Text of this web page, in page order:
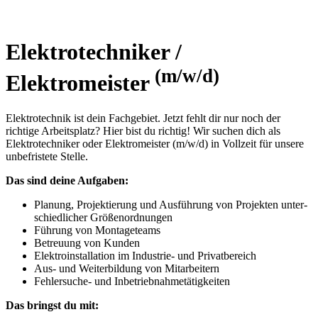
Elektrotechniker /
Elektromeister (m/w/d)
Elektrotechnik ist dein Fach­gebiet. Jetzt fehlt dir nur noch der
richtige Arbeits­platz? Hier bist du richtig! Wir suchen dich als
Elektro­tech­niker oder Elektro­meister (m/w/d) in Vollzeit für unsere
un­be­fristete Stelle.
Das sind deine Aufgaben:
Planung, Projektierung und Ausführung von Projekten unter­
schied­licher Größen­ordnungen
Führung von Montage­teams
Betreuung von Kunden
Elektroinstallation im Industrie- und Privat­bereich
Aus- und Weiterbildung von Mit­arbeitern
Fehlersuche- und Inbetrieb­nahme­tätig­keiten
Das bringst du mit: